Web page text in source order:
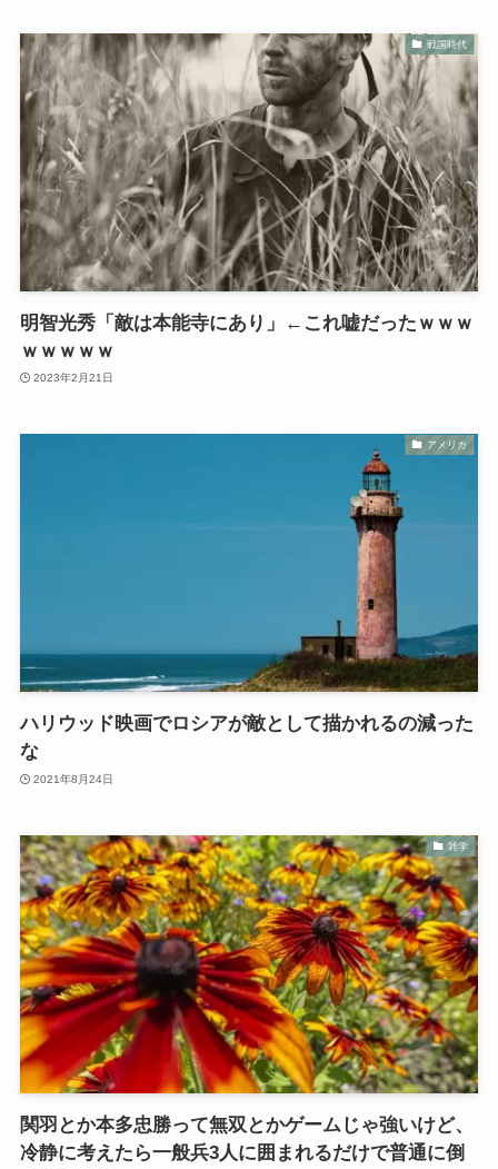
戦国時代
明智光秀「敵は本能寺にあり」←これ嘘だったｗｗｗ
ｗｗｗｗｗ
2023年2月21日
アメリカ
ハリウッド映画でロシアが敵として描かれるの減った
な
2021年8月24日
雑学
関羽とか本多忠勝って無双とかゲームじゃ強いけど、
冷静に考えたら一般兵3人に囲まれるだけで普通に倒